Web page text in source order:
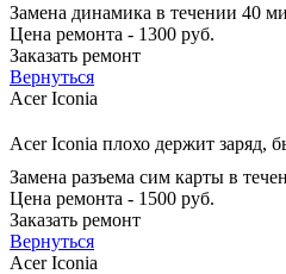
Замена динамика в течении 40
Цена ремонта - 1300 руб.
Заказать ремонт
Вернуться
Acer Iconia
Acer Iconia плохо держит заряд,
Замена разъема сим карты в
Цена ремонта - 1500 руб.
Заказать ремонт
Вернуться
Acer Iconia